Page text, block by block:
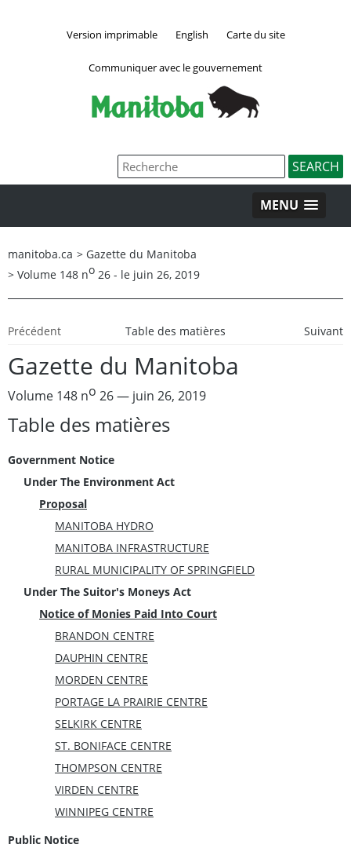
Version imprimable English Carte du site
Communiquer avec le gouvernement
MENU
manitoba.ca > Gazette du Manitoba
> Volume 148 no 26 - le juin 26, 2019
Précédent Table des matières Suivant
Gazette du Manitoba
Volume 148 no 26 — juin 26, 2019
Table des matières
Government Notice
Under The Environment Act
Proposal
MANITOBA HYDRO
MANITOBA INFRASTRUCTURE
RURAL MUNICIPALITY OF SPRINGFIELD
Under The Suitor's Moneys Act
Notice of Monies Paid Into Court
BRANDON CENTRE
DAUPHIN CENTRE
MORDEN CENTRE
PORTAGE LA PRAIRIE CENTRE
SELKIRK CENTRE
ST. BONIFACE CENTRE
THOMPSON CENTRE
VIRDEN CENTRE
WINNIPEG CENTRE
Public Notice